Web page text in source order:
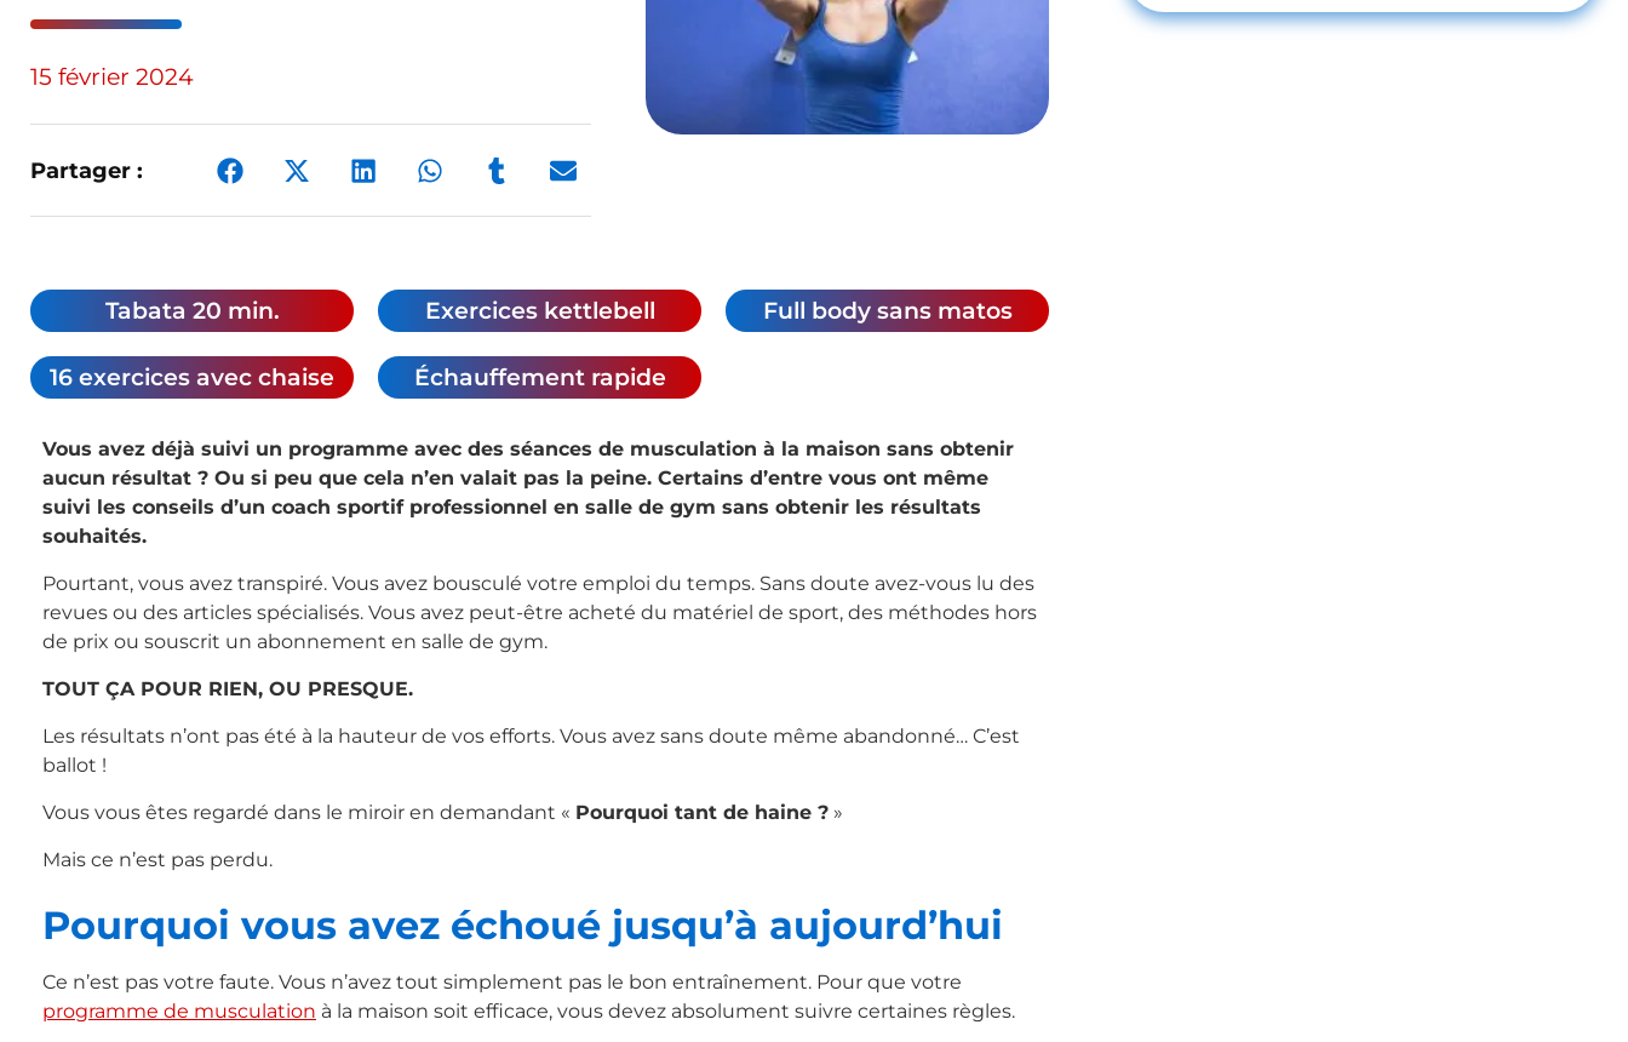
15 février 2024
Partager :
Tabata 20 min. Exercices kettlebell Full body sans matos
16 exercices avec chaise Échauffement rapide
Vous avez déjà suivi un programme avec des séances de musculation à la maison sans obtenir
aucun résultat ? Ou si peu que cela n’en valait pas la peine. Certains d’entre vous ont même
suivi les conseils d’un coach sportif professionnel en salle de gym sans obtenir les résultats
souhaités.
Pourtant, vous avez transpiré. Vous avez bousculé votre emploi du temps. Sans doute avez-vous lu des
revues ou des articles spécialisés. Vous avez peut-être acheté du matériel de sport, des méthodes hors
de prix ou souscrit un abonnement en salle de gym.
TOUT ÇA POUR RIEN, OU PRESQUE.
Les résultats n’ont pas été à la hauteur de vos efforts. Vous avez sans doute même abandonné… C’est
ballot !
Vous vous êtes regardé dans le miroir en demandant « Pourquoi tant de haine ? »
Mais ce n’est pas perdu.
Pourquoi vous avez échoué jusqu’à aujourd’hui
Ce n’est pas votre faute. Vous n’avez tout simplement pas le bon entraînement. Pour que votre
programme de musculation à la maison soit efficace, vous devez absolument suivre certaines règles.